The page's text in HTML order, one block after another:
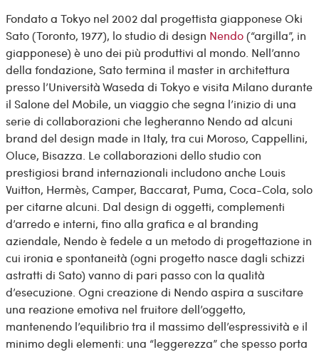
Fondato a Tokyo nel 2002 dal progettista giapponese Oki
Sato (Toronto, 1977), lo studio di design Nendo(“argilla”, in
giapponese) è uno dei più produttivi al mondo. Nell’anno
della fondazione, Sato termina il master in architettura
presso l’Università Waseda di Tokyo e visita Milano durante
il Salone del Mobile, un viaggio che segna l’inizio di una
serie di collaborazioni che legheranno Nendo ad alcuni
brand del design made in Italy, tra cui Moroso, Cappellini,
Oluce, Bisazza. Le collaborazioni dello studio con
prestigiosi brand internazionali includono anche Louis
Vuitton, Hermès, Camper, Baccarat, Puma, Coca-Cola, solo
per citarne alcuni. Dal design di oggetti, complementi
d’arredo e interni, fino alla grafica e al branding
aziendale, Nendo è fedele a un metodo di progettazione in
cui ironia e spontaneità (ogni progetto nasce dagli schizzi
astratti di Sato) vanno di pari passo con la qualità
d’esecuzione. Ogni creazione di Nendo aspira a suscitare
una reazione emotiva nel fruitore dell’oggetto,
mantenendo l’equilibrio tra il massimo dell’espressività e il
minimo degli elementi: una “leggerezza” che spesso porta